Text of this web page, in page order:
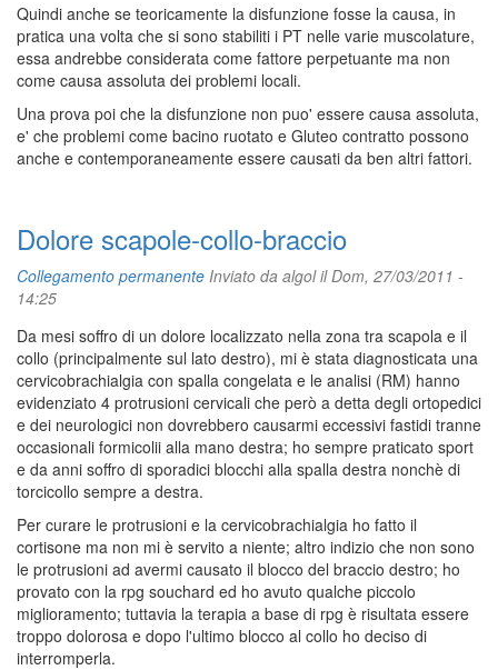
Quindi anche se teoricamente la disfunzione fosse la causa, in
pratica una volta che si sono stabiliti i PT nelle varie muscolature,
essa andrebbe considerata come fattore perpetuante ma non
come causa assoluta dei problemi locali.
Una prova poi che la disfunzione non puo' essere causa assoluta,
e' che problemi come bacino ruotato e Gluteo contratto possono
anche e contemporaneamente essere causati da ben altri fattori.
Dolore scapole-collo-braccio
Collegamento permanente Inviato da algolil Dom, 27/03/2011 -
14:25
Da mesi soffro di un dolore localizzato nella zona tra scapola e il
collo (principalmente sul lato destro), mi è stata diagnosticata una
cervicobrachialgia con spalla congelata e le analisi (RM) hanno
evidenziato 4 protrusioni cervicali che però a detta degli ortopedici
e dei neurologici non dovrebbero causarmi eccessivi fastidi tranne
occasionali formicolii alla mano destra; ho sempre praticato sport
e da anni soffro di sporadici blocchi alla spalla destra nonchè di
torcicollo sempre a destra.
Per curare le protrusioni e la cervicobrachialgia ho fatto il
cortisone ma non mi è servito a niente; altro indizio che non sono
le protrusioni ad avermi causato il blocco del braccio destro; ho
provato con la rpg souchard ed ho avuto qualche piccolo
miglioramento; tuttavia la terapia a base di rpg è risultata essere
troppo dolorosa e dopo l'ultimo blocco al collo ho deciso di
interromperla.